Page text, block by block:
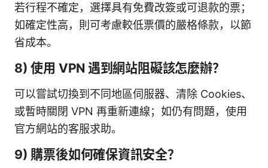
若行程不確定，選擇具有免費改簽或可退款的票；
如確定性高，則可考慮較低票價的嚴格條款，以節
省成本。
8) 使用 VPN 遇到網站阻礙該怎麼辦？
可以嘗試切換到不同地區伺服器、清除 Cookies、
或暫時關閉 VPN 再重新連線；如仍有問題，使用
官方網站的客服求助。
9) 購票後如何確保資訊安全？